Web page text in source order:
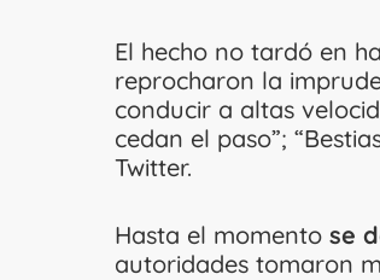
El hecho no tardó en
reprocharon la
conducir a altas
cedan el paso”;
Twitter.
Hasta el momento se
autoridades tomaron